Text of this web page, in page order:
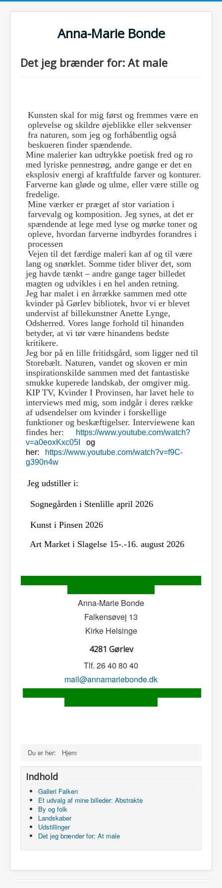
Anna-Marie Bonde
Det jeg brænder for: At male
Kunsten skal for mig først og fremmes være en
oplevelse og skildre øjeblikke eller sekvenser
fra naturen, som jeg og forhåbentlig også
beskueren finder spændende.
Mine malerier kan udtrykke poetisk fred og ro
med lyriske pennestrøg, andre gange er det en
eksplosiv energi af kraftfulde farver og konturer.
Farverne kan gløde og ulme, eller være stille og
fredelige.
Mine værker er præget af stor variation i
farvevalg og komposition. Jeg synes, at det er
spændende at lege med lyse og mørke toner og
opleve, hvordan farverne indbyrdes forandres i
processen
Vejen til det færdige maleri kan af og til være
lang og snørklet. Somme tider bliver det, som
jeg havde tænkt – andre gange tager billedet
magten og udvikles i en hel anden retning.
Jeg har malet i en årrække sammen med otte
kvinder på Gørlev bibliotek, hvor vi er blevet
undervist af billekunstner Anette Lynge,
Odsherred. Vores lange forhold til hinanden
betyder, at vi tør være hinandens bedste
kritikere.
Jeg bor på en lille fritidsgård, som ligger ned til
Storebælt. Naturen, vandet og skoven er min
inspirationskilde sammen med det fantastiske
smukke kuperede landskab, der omgiver mig.
KIP TV, Kvinder I Provinsen, har lavet hele to
interviews med mig, som indgår i deres række
af udsendelser om kvinder i forskellige
funktioner og beskæftigelser. Interviewene kan
findes her:
https://www.youtube.com/watch?
v=a0eoxKxc05I
og
her: https://www.youtube.com/watch?v=f9C-
g390n4w
Jeg udstiller i:
Sognegården i Stenlille april 2026
Kunst i Pinsen 2026
Art Market i Slagelse 15-.-16. august 2026
Anna-Marie Bonde
Falkensøvej 13
Kirke Helsinge
4281 Gørlev
Tlf. 26 40 80 40
mail@annamariebonde.dk
Du er her: Hjem
Indhold
Galleri Falken
Et udvalg af mine billeder: Abstrakte
By og folk
Landskaber
Udstillinger
Det jeg brænder for: At male